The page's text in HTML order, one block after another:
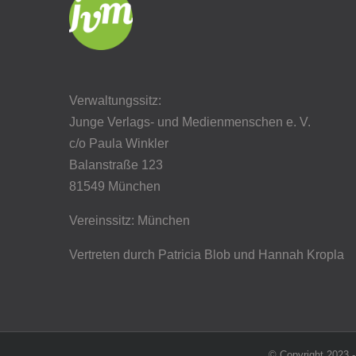
Verwaltungssitz:
Junge Verlags- und Medienmenschen e. V.
c/o Paula Winkler
Balanstraße 123
81549 München
Vereinssitz: München
Vertreten durch Patricia Blob und Hannah Kropla